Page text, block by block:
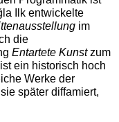
Ilk entwickelte
im
die
Entartete Kunstzum
ein historisch hoch
Werke der
später diffamiert,